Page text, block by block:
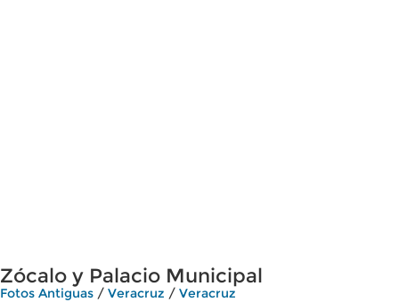
Zócalo y Palacio Municipal
Fotos Antiguas / Veracruz / Veracruz